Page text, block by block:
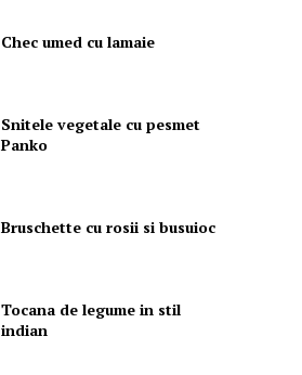
Chec umed cu lamaie
Snitele vegetale cu pesmet
Panko
Bruschette cu rosii si busuioc
Tocana de legume in stil
indian